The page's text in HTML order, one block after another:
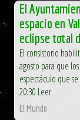
El
espacio en
eclipse total
El consistorio
agosto para que
espectáculo que
20:30 Leer
El Mundo